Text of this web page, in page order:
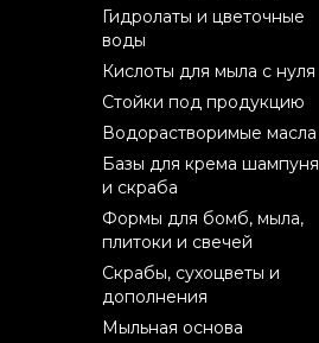
Гидролаты и цветочные
воды
Кислоты для мыла с нуля
Стойки под продукцию
Водорастворимые масла
Базы для крема шампуня
и скраба
Формы для бомб, мыла,
плитоки и свечей
Скрабы, сухоцветы и
дополнения
Мыльная основа